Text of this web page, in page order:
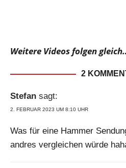
Weitere Videos folgen
2
Stefan sagt:
2. FEBRUAR 2023 UM 8:10 UHR
Was für eine Hammer
andres vergleichen würde